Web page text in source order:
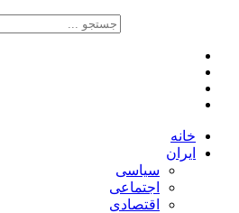
خانه
ایران
سیاسی
اجتماعی
اقتصادی